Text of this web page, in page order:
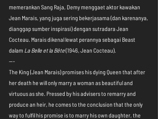
memerankan Sang Raja, Demy menggaet aktor kawakan
Jean Marais, yang juga sering bekerjasama (dan karenanya,
dianggap sumber inspirasi) dengan sutradara Jean
Cocteau. Marais dikenal lewat perannya sebagai Beast
dalam La Belle et la Bête (1946, Jean Cocteau).
---
The King (Jean Marais) promises his dying Queen that after
her death he will only marry a woman as beautiful and
virtuous as she. Pressed by his advisers to remarry and
produce an heir, he comes to the conclusion that the only
way to fulfil his promise is to marry his own daughter, the